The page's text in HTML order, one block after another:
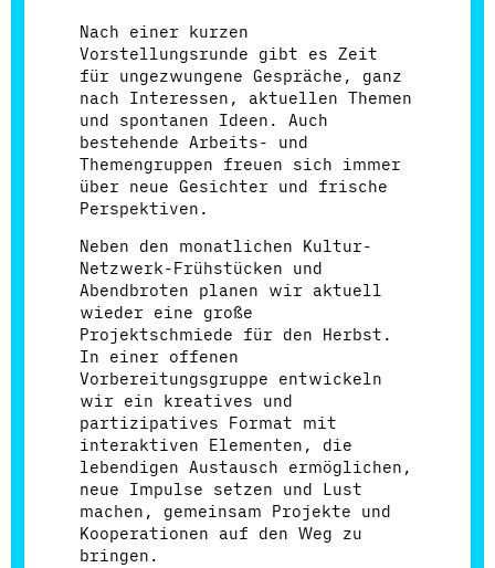
Nach einer kurzen
Vorstellungsrunde gibt es Zeit
für ungezwungene Gespräche, ganz
nach Interessen, aktuellen Themen
und spontanen Ideen. Auch
bestehende Arbeits- und
Themengruppen freuen sich immer
über neue Gesichter und frische
Perspektiven.
Neben den monatlichen Kultur-
Netzwerk-Frühstücken und
Abendbroten planen wir aktuell
wieder eine große
Projektschmiede für den Herbst.
In einer offenen
Vorbereitungsgruppe entwickeln
wir ein kreatives und
partizipatives Format mit
interaktiven Elementen, die
lebendigen Austausch ermöglichen,
neue Impulse setzen und Lust
machen, gemeinsam Projekte und
Kooperationen auf den Weg zu
bringen.